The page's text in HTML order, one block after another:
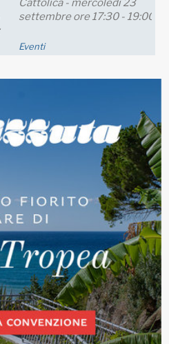
Cattolica - mercoledì 23
settembre ore 17:30 - 19:00
Eventi